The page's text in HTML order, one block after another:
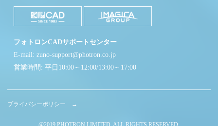
フォトロンCADサポートセンター
E-mail: zuno-support@photron.co.jp
営業時間: 平日10:00～12:00/13:00～17:00
プライバシーポリシー →
@2019 PHOTRON LIMITED. ALL RIGHTS RESERVED.